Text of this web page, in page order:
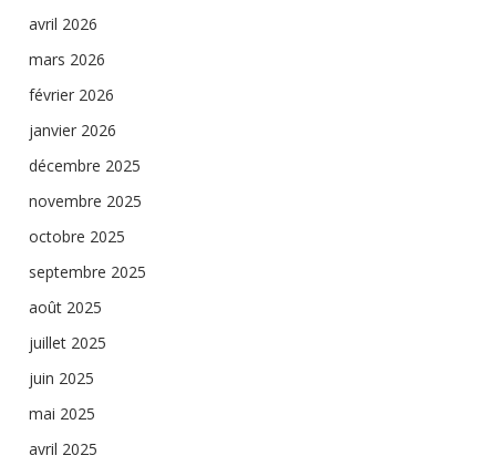
avril 2026
mars 2026
février 2026
janvier 2026
décembre 2025
novembre 2025
octobre 2025
septembre 2025
août 2025
juillet 2025
juin 2025
mai 2025
avril 2025